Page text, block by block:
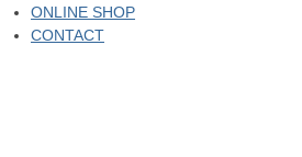
ONLINE SHOP
CONTACT